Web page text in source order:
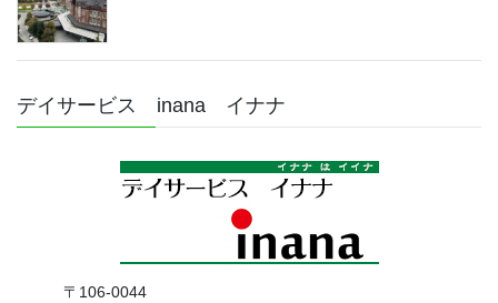
デイサービス inana イナナ
〒106-0044